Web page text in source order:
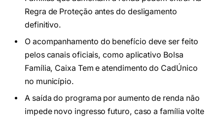
Regra de Proteção antes do desligamento
definitivo.
O acompanhamento do benefício deve ser feito
pelos canais oficiais, como aplicativo Bolsa
Família, Caixa Tem e atendimento do CadÚnico
no município.
A saída do programa por aumento de renda não
impede novo ingresso futuro, caso a família volte